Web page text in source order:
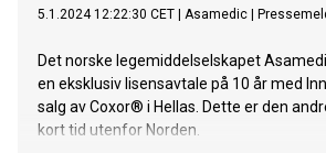
5.1.2024 12:22:30 CET Asamedic
Det norske legemiddelselskapet
en eksklusiv lisensavtale på 10 år med
salg av Coxor® i Hellas. Dette er den
kort tid utenfor Norden.